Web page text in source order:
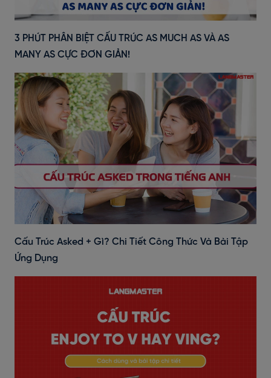
3 PHÚT PHÂN BIỆT CẤU TRÚC AS MUCH AS VÀ AS
MANY AS CỰC ĐƠN GIẢN!
Cấu Trúc Asked + Gì? Chi Tiết Công Thức Và Bài Tập
Ứng Dụng